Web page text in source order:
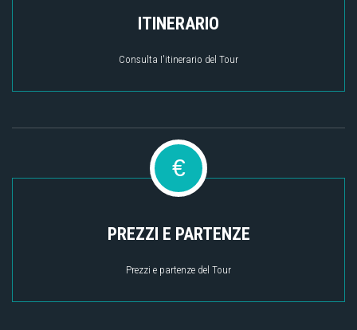
ITINERARIO
Consulta I'itinerario del Tour
€
PREZZI E PARTENZE
Prezzi e partenze del Tour